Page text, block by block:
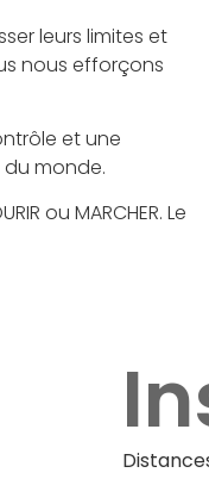
leurs limites et
nous efforçons
et une
du monde.
ou MARCHER. Le